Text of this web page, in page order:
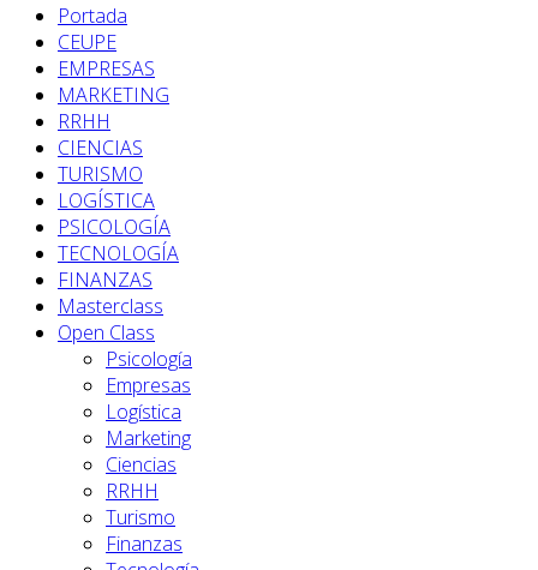
Portada
CEUPE
EMPRESAS
MARKETING
RRHH
CIENCIAS
TURISMO
LOGÍSTICA
PSICOLOGÍA
TECNOLOGÍA
FINANZAS
Masterclass
Open Class
Psicología
Empresas
Logística
Marketing
Ciencias
RRHH
Turismo
Finanzas